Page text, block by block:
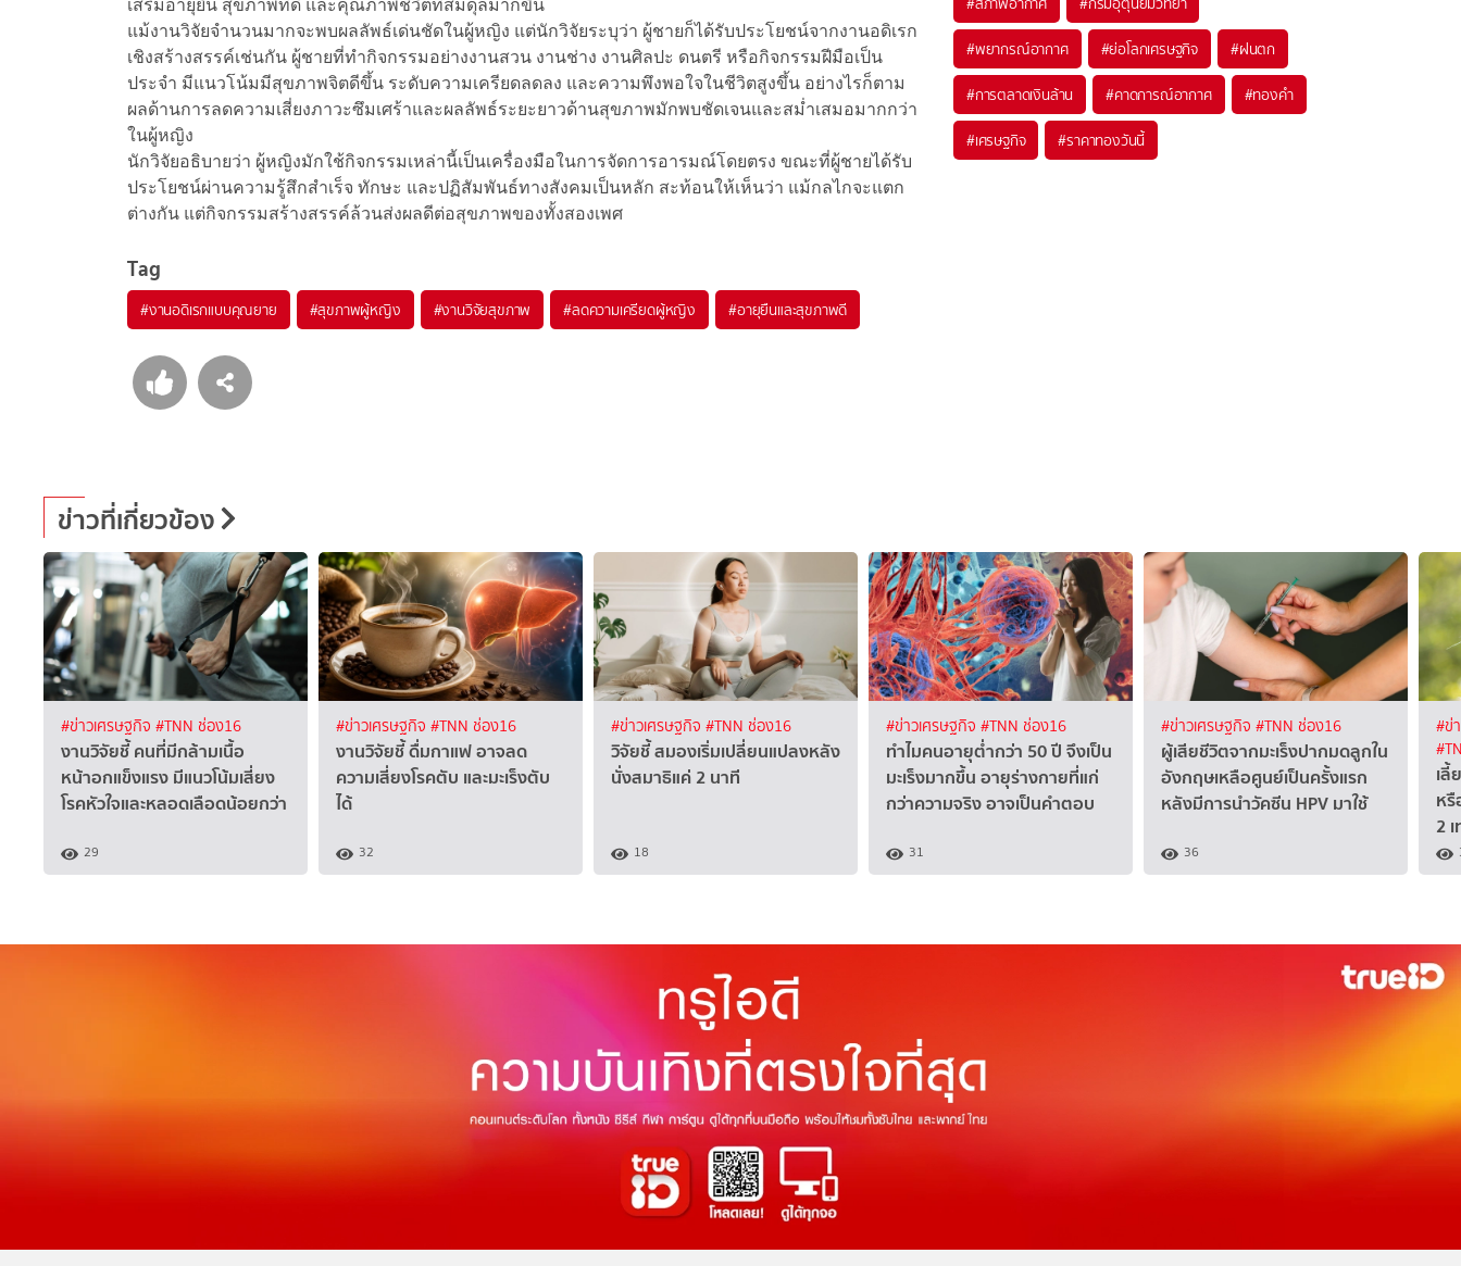
เสริมอายุยืน สุขภาพที่ดี และคุณภาพชีวิตที่สมดุลมากขึ้น
แม้งานวิจัยจำนวนมากจะพบผลลัพธ์เด่นชัดในผู้หญิง แต่นักวิจัยระบุว่า ผู้ชายก็ได้รับประโยชน์จากงานอดิเรก
เชิงสร้างสรรค์เช่นกัน ผู้ชายที่ทำกิจกรรมอย่างงานสวน งานช่าง งานศิลปะ ดนตรี หรือกิจกรรมฝีมือเป็น
ประจำ มีแนวโน้มมีสุขภาพจิตดีขึ้น ระดับความเครียดลดลง และความพึงพอใจในชีวิตสูงขึ้น อย่างไรก็ตาม
ผลด้านการลดความเสี่ยงภาวะซึมเศร้าและผลลัพธ์ระยะยาวด้านสุขภาพมักพบชัดเจนและสม่ำเสมอมากกว่า
ในผู้หญิง
นักวิจัยอธิบายว่า ผู้หญิงมักใช้กิจกรรมเหล่านี้เป็นเครื่องมือในการจัดการอารมณ์โดยตรง ขณะที่ผู้ชายได้รับ
ประโยชน์ผ่านความรู้สึกสำเร็จ ทักษะ และปฏิสัมพันธ์ทางสังคมเป็นหลัก สะท้อนให้เห็นว่า แม้กลไกจะแตก
ต่างกัน แต่กิจกรรมสร้างสรรค์ล้วนส่งผลดีต่อสุขภาพของทั้งสองเพศ
Tag
#งานอดิเรกแบบคุณยาย #สุขภาพผู้หญิง #งานวิจัยสุขภาพ #ลดความเครียดผู้หญิง #อายุยืนและสุขภาพดี
#พยากรณ์อากาศ #ย่อโลกเศรษฐกิจ #ฝนตก
#การตลาดเงินล้าน #คาดการณ์อากาศ #ทองคำ
#เศรษฐกิจ #ราคาทองวันนี้
ข่าวที่เกี่ยวข้อง
#ข่าวเศรษฐกิจ #TNN ช่อง16
งานวิจัยชี้ คนที่มีกล้ามเนื้อ
หน้าอกแข็งแรง มีแนวโน้มเสี่ยง
โรคหัวใจและหลอดเลือดน้อยกว่า
29
#ข่าวเศรษฐกิจ #TNN ช่อง16
งานวิจัยชี้ ดื่มกาแฟ อาจลด
ความเสี่ยงโรคตับ และมะเร็งตับ
ได้
32
#ข่าวเศรษฐกิจ #TNN ช่อง16
วิจัยชี้ สมองเริ่มเปลี่ยนแปลงหลัง
นั่งสมาธิแค่ 2 นาที
18
#ข่าวเศรษฐกิจ #TNN ช่อง16
ทำไมคนอายุต่ำกว่า 50 ปี จึงเป็น
มะเร็งมากขึ้น อายุร่างกายที่แก่
กว่าความจริง อาจเป็นคำตอบ
31
#ข่าวเศรษฐกิจ #TNN ช่อง16
ผู้เสียชีวิตจากมะเร็งปากมดลูกใน
อังกฤษเหลือศูนย์เป็นครั้งแรก
หลังมีการนำวัคซีน HPV มาใช้
36
#ข่
เลี้
ห
2